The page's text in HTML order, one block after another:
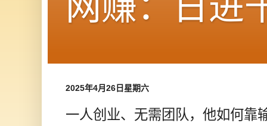
2025年4月26日星期六
一人创业、无需团队，他如何靠